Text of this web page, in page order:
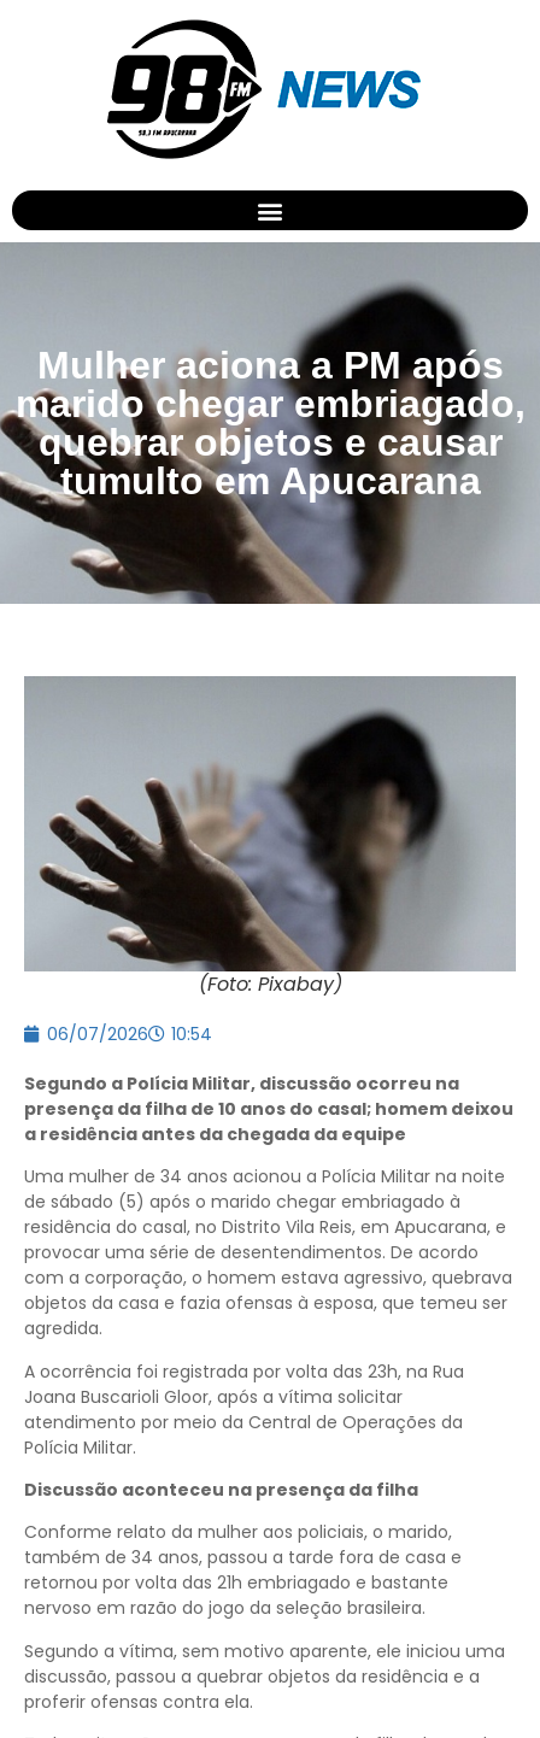
Mulher aciona a PM após
marido chegar embriagado,
quebrar objetos e causar
tumulto em Apucarana
(Foto: Pixabay)
06/07/2026 10:54
Segundo a Polícia Militar, discussão ocorreu na
presença da filha de 10 anos do casal; homem deixou
a residência antes da chegada da equipe
Uma mulher de 34 anos acionou a Polícia Militar na noite
de sábado (5) após o marido chegar embriagado à
residência do casal, no Distrito Vila Reis, em Apucarana, e
provocar uma série de desentendimentos. De acordo
com a corporação, o homem estava agressivo, quebrava
objetos da casa e fazia ofensas à esposa, que temeu ser
agredida.
A ocorrência foi registrada por volta das 23h, na Rua
Joana Buscarioli Gloor, após a vítima solicitar
atendimento por meio da Central de Operações da
Polícia Militar.
Discussão aconteceu na presença da filha
Conforme relato da mulher aos policiais, o marido,
também de 34 anos, passou a tarde fora de casa e
retornou por volta das 21h embriagado e bastante
nervoso em razão do jogo da seleção brasileira.
Segundo a vítima, sem motivo aparente, ele iniciou uma
discussão, passou a quebrar objetos da residência e a
proferir ofensas contra ela.